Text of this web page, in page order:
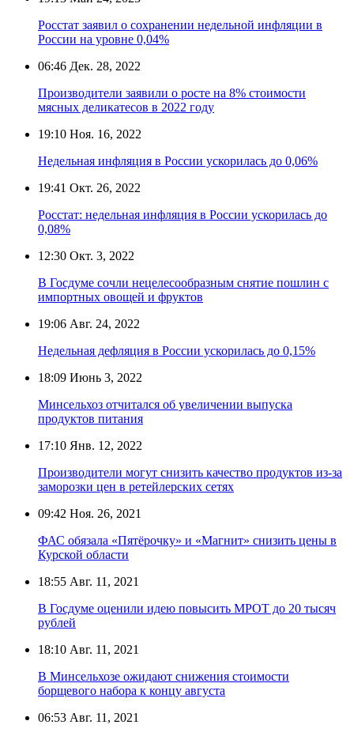
Росстат заявил о сохранении недельной инфляции в
России на уровне 0,04%
06:46 Дек. 28, 2022
Производители заявили о росте на 8% стоимости
мясных деликатесов в 2022 году
19:10 Ноя. 16, 2022
Недельная инфляция в России ускорилась до 0,06%
19:41 Окт. 26, 2022
Росстат: недельная инфляция в России ускорилась до
0,08%
12:30 Окт. 3, 2022
В Госдуме сочли нецелесообразным снятие пошлин с
импортных овощей и фруктов
19:06 Авг. 24, 2022
Недельная дефляция в России ускорилась до 0,15%
18:09 Июнь 3, 2022
Минсельхоз отчитался об увеличении выпуска
продуктов питания
17:10 Янв. 12, 2022
Производители могут снизить качество продуктов из-за
заморозки цен в ретейлерских сетях
09:42 Ноя. 26, 2021
ФАС обязала «Пятёрочку» и «Магнит» снизить цены в
Курской области
18:55 Авг. 11, 2021
В Госдуме оценили идею повысить МРОТ до 20 тысяч
рублей
18:10 Авг. 11, 2021
В Минсельхозе ожидают снижения стоимости
борщевого набора к концу августа
06:53 Авг. 11, 2021